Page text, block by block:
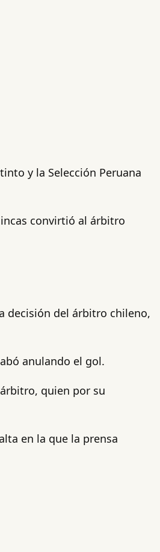
y la Selección Peruana
convirtió al árbitro
decisión del árbitro chileno,
anulando el gol.
quien por su
en la que la prensa